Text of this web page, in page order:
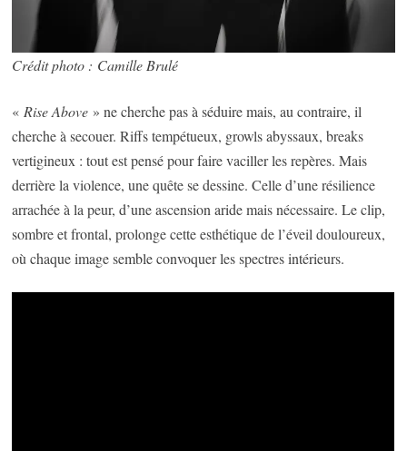
Crédit photo : Camille Brulé
«Rise Above » ne cherche pas à séduire mais, au contraire, il
cherche à secouer. Riffs tempétueux, growls abyssaux, breaks
vertigineux : tout est pensé pour faire vaciller les repères. Mais
derrière la violence, une quête se dessine. Celle d’une résilience
arrachée à la peur, d’une ascension aride mais nécessaire. Le clip,
sombre et frontal, prolonge cette esthétique de l’éveil douloureux,
où chaque image semble convoquer les spectres intérieurs.